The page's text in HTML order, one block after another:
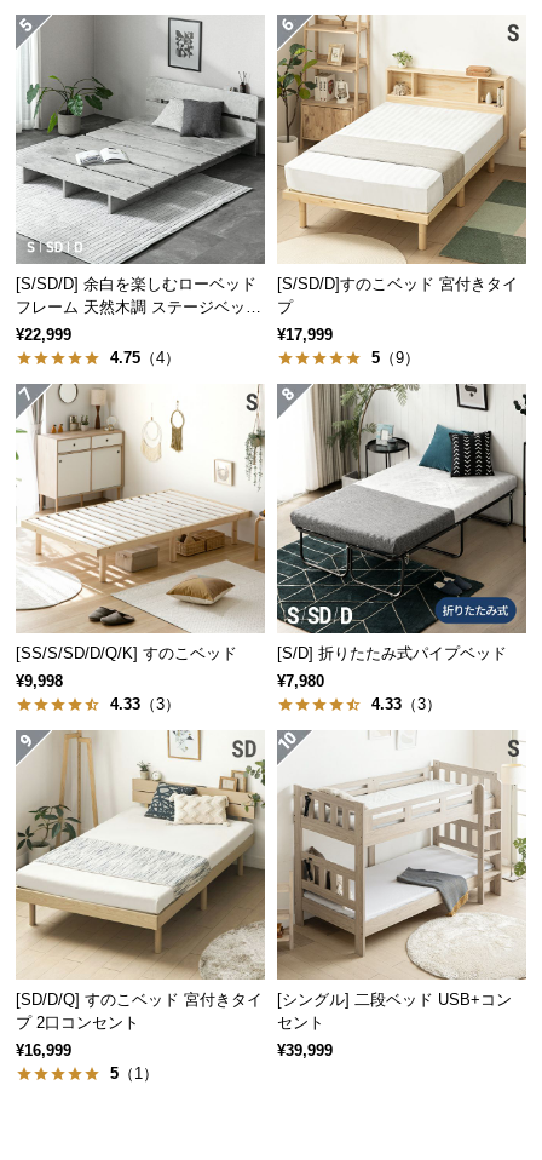
ン
ル
に
つ
い
て
保
証
に
つ
い
て
会
規
約
に
つ
て
お
客
サ
ポ
ー
ト
知
ら
せ
畳は取り外しができて衛生的
畳は軽量なので簡単に取り外しが可能。陰干しなど
のお手入れができて衛生的にお使いいただけます。
冷気や湿気を防ぐシート
床面には防湿強化シートを取り付けました。冷気や
湿気を防ぎ、快適な寝心地になるよう仕上げまし
た。
[S/SD/D] 余白を楽しむローベッド
フレーム 天然木調 ステージベッド
2口コンセントタイプ
¥22,999
4.75 （4）
[S/SD/D]すのこベッド 宮付きタイ
プ
¥17,999
5 （9）
[SS/S/SD/D/Q/K] すのこベッド
¥9,998
4.33 （3）
[S/D] 折りたたみ式パイプベッド
¥7,980
4.33 （3）
[SD/D/Q] すのこベッド 宮付きタイ
プ 2口コンセント
¥16,999
5 （1）
[シングル] 二段ベッド USB+コン
セント
¥39,999